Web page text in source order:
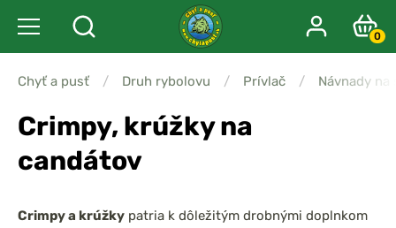
0
Chyť a pusť / Druh rybolovu / Prívlač / Návnady na
Crimpy, krúžky na
candátov
Crimpy a krúžky patria k dôležitým drobnými doplnkom